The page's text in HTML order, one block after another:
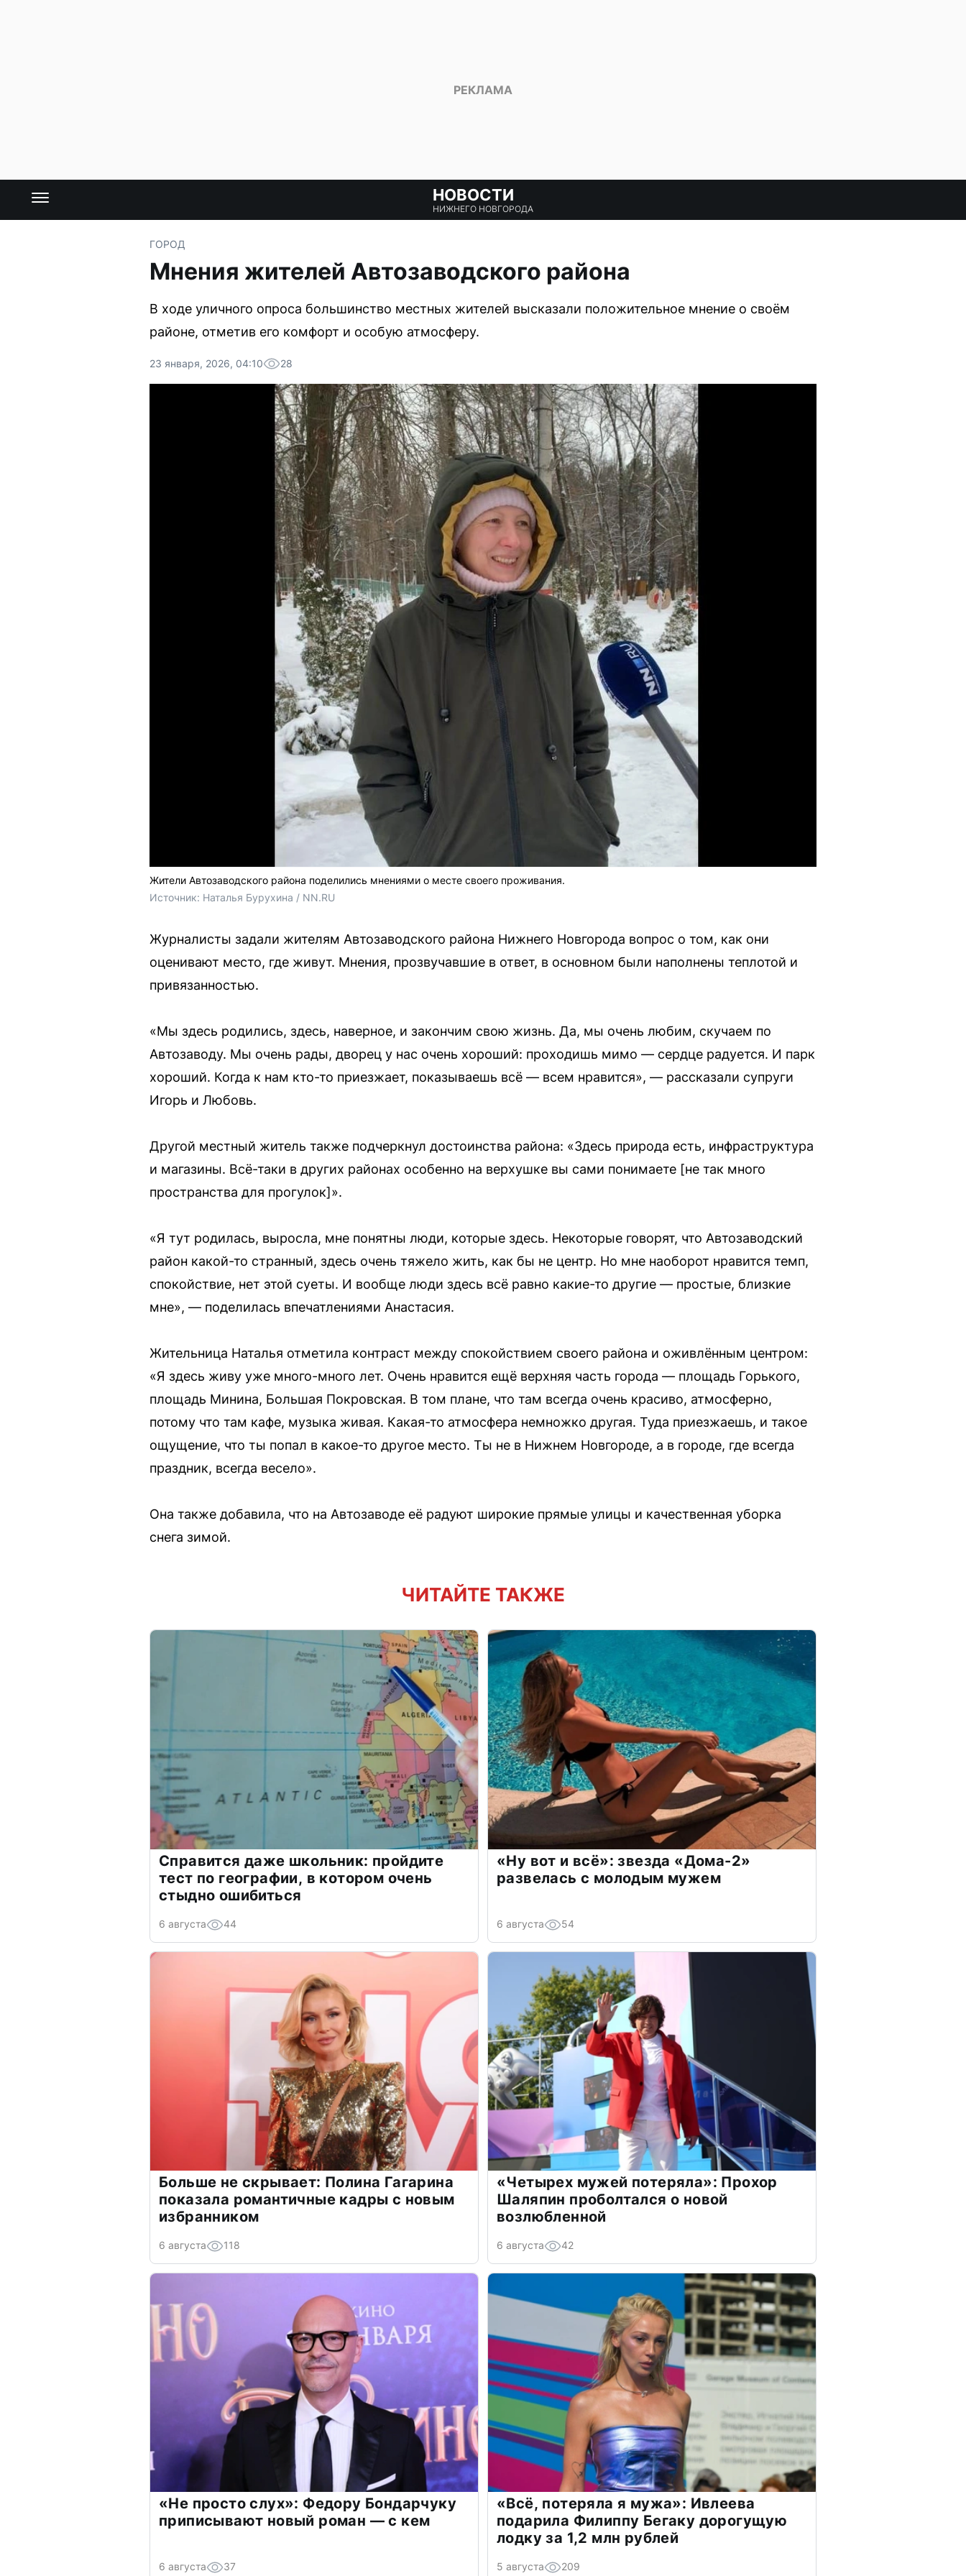
НОВОСТИ
НИЖНЕГО НОВГОРОДА
ГОРОД
Мнения жителей Автозаводского района
В ходе уличного опроса большинство местных жителей высказали положительное мнение о своём
районе, отметив его комфорт и особую атмосферу.
23 января, 2026, 04:10 28
Жители Автозаводского района поделились мнениями о месте своего проживания.
Источник: Наталья Бурухина / NN.RU
Журналисты задали жителям Автозаводского района Нижнего Новгорода вопрос о том, как они
оценивают место, где живут. Мнения, прозвучавшие в ответ, в основном были наполнены теплотой и
привязанностью.
«Мы здесь родились, здесь, наверное, и закончим свою жизнь. Да, мы очень любим, скучаем по
Автозаводу. Мы очень рады, дворец у нас очень хороший: проходишь мимо — сердце радуется. И парк
хороший. Когда к нам кто-то приезжает, показываешь всё — всем нравится», — рассказали супруги
Игорь и Любовь.
Другой местный житель также подчеркнул достоинства района: «Здесь природа есть, инфраструктура
и магазины. Всё-таки в других районах особенно на верхушке вы сами понимаете [не так много
пространства для прогулок]».
«Я тут родилась, выросла, мне понятны люди, которые здесь. Некоторые говорят, что Автозаводский
район какой-то странный, здесь очень тяжело жить, как бы не центр. Но мне наоборот нравится темп,
спокойствие, нет этой суеты. И вообще люди здесь всё равно какие-то другие — простые, близкие
мне», — поделилась впечатлениями Анастасия.
Жительница Наталья отметила контраст между спокойствием своего района и оживлённым центром:
«Я здесь живу уже много-много лет. Очень нравится ещё верхняя часть города — площадь Горького,
площадь Минина, Большая Покровская. В том плане, что там всегда очень красиво, атмосферно,
потому что там кафе, музыка живая. Какая-то атмосфера немножко другая. Туда приезжаешь, и такое
ощущение, что ты попал в какое-то другое место. Ты не в Нижнем Новгороде, а в городе, где всегда
праздник, всегда весело».
Она также добавила, что на Автозаводе её радуют широкие прямые улицы и качественная уборка
снега зимой.
ЧИТАЙТЕ ТАКЖЕ
Справится даже школьник: пройдите
тест по географии, в котором очень
стыдно ошибиться
6 августа 44
«Ну вот и всё»: звезда «Дома-2»
развелась с молодым мужем
6 августа 54
Больше не скрывает: Полина Гагарина
показала романтичные кадры с новым
избранником
6 августа 118
«Четырех мужей потеряла»: Прохор
Шаляпин проболтался о новой
возлюбленной
6 августа 42
«Не просто слух»: Федору Бондарчуку
приписывают новый роман — с кем
6 августа 37
«Всё, потеряла я мужа»: Ивлеева
подарила Филиппу Бегаку дорогущую
лодку за 1,2 млн рублей
5 августа 209